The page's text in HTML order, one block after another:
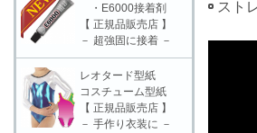
スト
・E6000接着剤
【 正規品販売店 】
－ 超強固に接着 －
レオタード型紙
コスチューム型紙
【 正規品販売店 】
－ 手作り衣装に －